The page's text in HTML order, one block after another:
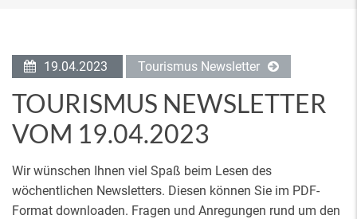
19.04.2023 Tourismus Newsletter
TOURISMUS NEWSLETTER
VOM 19.04.2023
Wir wünschen Ihnen viel Spaß beim Lesen des
wöchentlichen Newsletters. Diesen können Sie im PDF-
Format downloaden. Fragen und Anregungen rund um den